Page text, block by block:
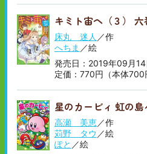
キミト宙ヘ（３）
床丸 迷人 ／作
へちま ／絵
発売日：2019年09月14
定価：770円（本体700
星のカービィ 虹の
高瀬 美恵／作
苅野 タウ ／絵
ぽと ／絵